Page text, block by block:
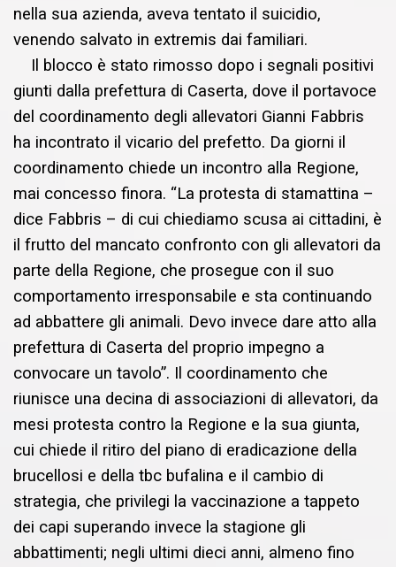
nella sua azienda, aveva tentato il suicidio,
venendo salvato in extremis dai familiari.
Il blocco è stato rimosso dopo i segnali positivi
giunti dalla prefettura di Caserta, dove il portavoce
del coordinamento degli allevatori Gianni Fabbris
ha incontrato il vicario del prefetto. Da giorni il
coordinamento chiede un incontro alla Regione,
mai concesso finora. “La protesta di stamattina –
dice Fabbris – di cui chiediamo scusa ai cittadini, è
il frutto del mancato confronto con gli allevatori da
parte della Regione, che prosegue con il suo
comportamento irresponsabile e sta continuando
ad abbattere gli animali. Devo invece dare atto alla
prefettura di Caserta del proprio impegno a
convocare un tavolo”. Il coordinamento che
riunisce una decina di associazioni di allevatori, da
mesi protesta contro la Regione e la sua giunta,
cui chiede il ritiro del piano di eradicazione della
brucellosi e della tbc bufalina e il cambio di
strategia, che privilegi la vaccinazione a tappeto
dei capi superando invece la stagione gli
abbattimenti; negli ultimi dieci anni, almeno fino